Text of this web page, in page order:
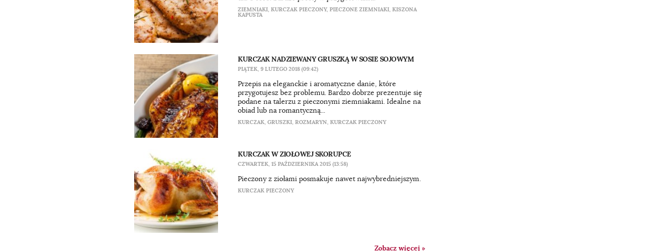
ZIEMNIAKI, KURCZAK PIECZONY, PIECZONE ZIEMNIAKI, KISZONA
KAPUSTA
KURCZAK NADZIEWANY GRUSZKĄ W SOSIE SOJOWYM
PIĄTEK, 9 LUTEGO 2018 (09:42)
Przepis na eleganckie i aromatyczne danie, które
przygotujesz bez problemu. Bardzo dobrze prezentuje się
podane na talerzu z pieczonymi ziemniakami. Idealne na
obiad lub na romantyczną...
KURCZAK, GRUSZKI, ROZMARYN, KURCZAK PIECZONY
KURCZAK W ZIOŁOWEJ SKORUPCE
CZWARTEK, 15 PAŹDZIERNIKA 2015 (13:58)
Pieczony z ziołami posmakuje nawet najwybredniejszym.
KURCZAK PIECZONY
Zobacz więcej »